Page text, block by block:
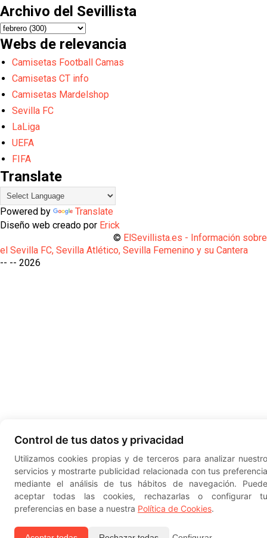
Archivo del Sevillista
Webs de relevancia
Camisetas Football Camas
Camisetas CT info
Camisetas Mardelshop
Sevilla FC
LaLiga
UEFA
FIFA
Translate
Powered by
Translate
Diseño web creado por Erick
© ElSevillista.es - Información sobre
el Sevilla FC, Sevilla Atlético, Sevilla Femenino y su Cantera
-- --
Control de tus datos y privacidad
Utilizamos cookies propias y de terceros para analizar
servicios y mostrarte publicidad relacionada con tus
mediante el análisis de tus hábitos de navegación.
aceptar todas las cookies, rechazarlas o configurar
preferencias en base a nuestra Política de Cookies.
2026